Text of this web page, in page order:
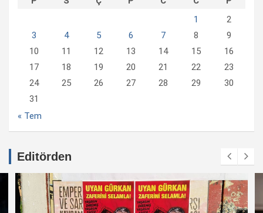
1
2
3
4 5 6 7 8
9
10
11 12 13 14 15
16
17
18 19 20 21 22
23
24
25 26 27 28 29
30
31
« Tem
Editörden